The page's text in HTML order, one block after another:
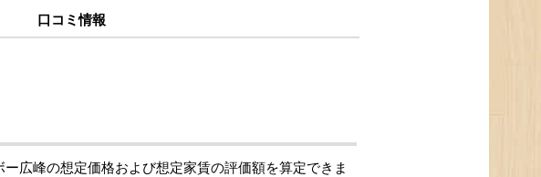
口コミ情報
広峰の想定価格および想定家賃の評価額を算定できま